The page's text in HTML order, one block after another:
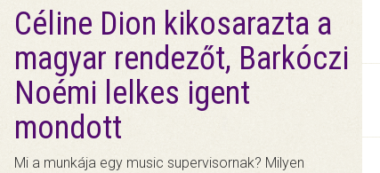
Céline Dion kikosarazta a
magyar rendezőt, Barkóczi
Noémi lelkes igent
mondott
Mi a munkája egy music supervisornak? Milyen